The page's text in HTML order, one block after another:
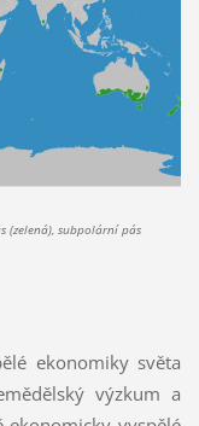
(zelená), subpolární pás
ekonomiky světa
výzkum a